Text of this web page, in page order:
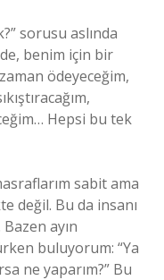
sorusu aslında
benim için bir
ödeyeceğim,
Hepsi bu tek
sabit ama
değil. Bu da insanı
ayın
buluyorum: “Ya
ne yaparım?” Bu